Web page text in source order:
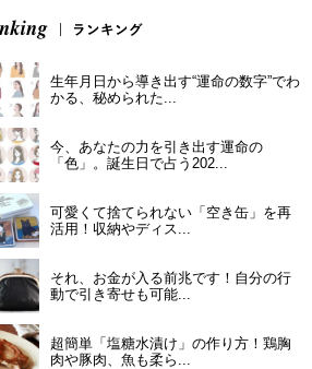
生年月日から導き出す“運命の数字”でわ
かる、秘められた...
今、あなたの力を引き出す運命の
「色」。誕生日で占う202...
可愛くて捨てられない「空き缶」を再
活用！収納やディス...
それ、お金が入る前兆です！自分の行
動で引き寄せも可能...
超簡単「塩糖水漬け」の作り方！鶏胸
肉や豚肉、魚も柔ら...